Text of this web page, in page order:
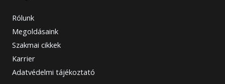
Rólunk
Megoldásaink
Szakmai cikkek
Karrier
Adatvédelmi tájékoztató